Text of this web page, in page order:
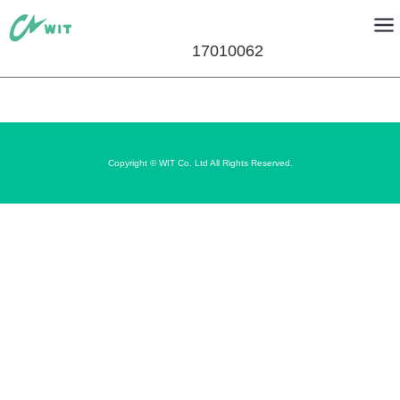
17010062
Copyright © WIT Co. Ltd All Rights Reserved.